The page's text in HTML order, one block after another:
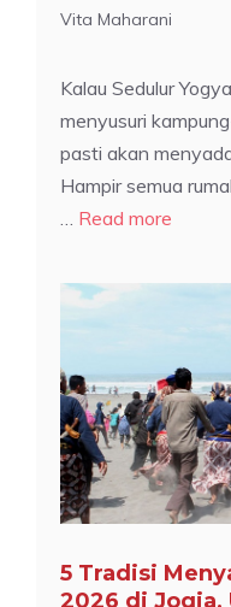
Vita Maharani
Kalau Sedulur
menyusuri
pasti akan
Hampir semua
Read more
5 Tradisi
2026 di Jogja,